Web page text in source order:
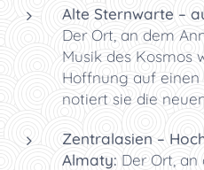
Alte Sternwarte –
Der Ort, an dem
Musik des Kosmos
Hoffnung auf einen
notiert sie die
Zentralasien –
Almaty: Der Ort,